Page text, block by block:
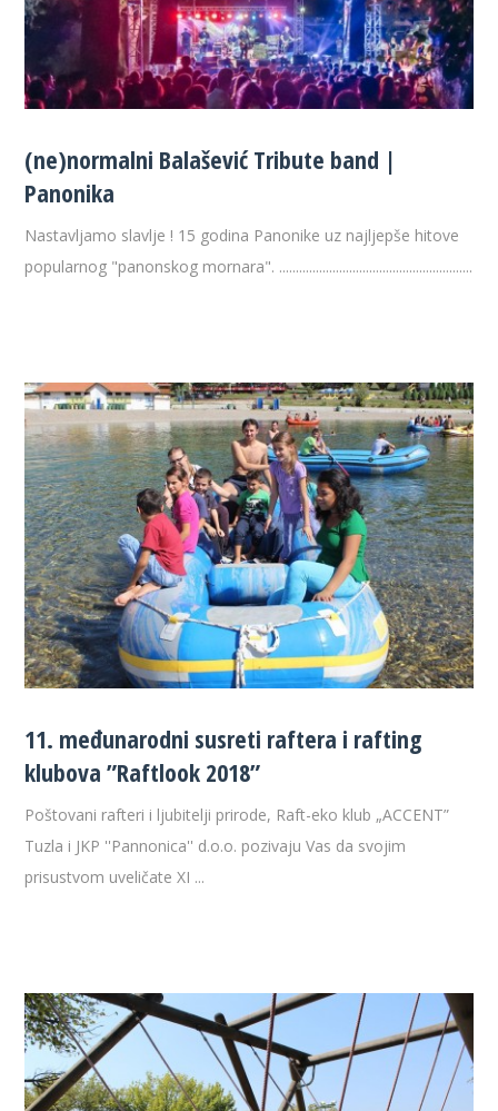
(ne)normalni Balašević Tribute band |
Panonika
Nastavljamo slavlje ! 15 godina Panonike uz najljepše hitove
popularnog "panonskog mornara". ..........................................................
11. međunarodni susreti raftera i rafting
klubova ”Raftlook 2018”
Poštovani rafteri i ljubitelji prirode, Raft-eko klub „ACCENT”
Tuzla i JKP ''Pannonica'' d.o.o. pozivaju Vas da svojim
prisustvom uveličate XI ...